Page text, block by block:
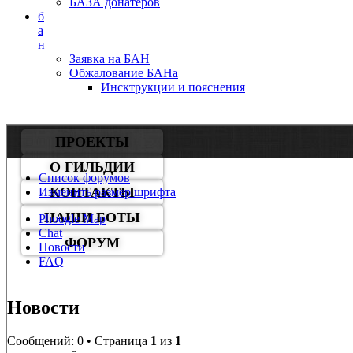
б
а
н
Заявка на БАН
Обжалование БАНа
Инсктрукции и пояснения
ПРОЕКТЫ
О ГИЛЬДИИ
КОНТАКТЫ
НАШИ БОТЫ
ФОРУМ
Список форумов
Изменить размер шрифта
Phoogle Map
Chat
Новости
FAQ
Новости
Сообщений: 0 • Страница 1 из 1